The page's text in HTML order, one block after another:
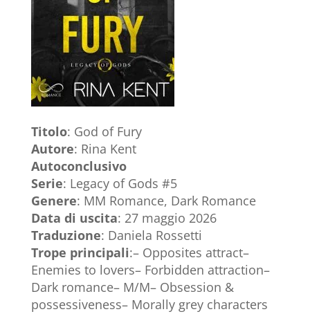
Titolo: God of Fury
Autore: Rina Kent
Autoconclusivo
Serie: Legacy of Gods #5
Genere: MM Romance, Dark Romance
Data di uscita: 27 maggio 2026
Traduzione: Daniela Rossetti
Trope principali:– Opposites attract–
Enemies to lovers– Forbidden attraction–
Dark romance– M/M– Obsession &
possessiveness– Morally grey characters